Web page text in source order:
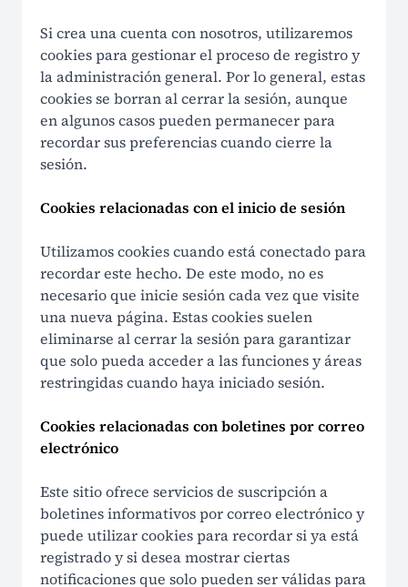
Si crea una cuenta con nosotros, utilizaremos
cookies para gestionar el proceso de registro y
la administración general. Por lo general, estas
cookies se borran al cerrar la sesión, aunque
en algunos casos pueden permanecer para
recordar sus preferencias cuando cierre la
sesión.
Cookies relacionadas con el inicio de sesión
Utilizamos cookies cuando está conectado para
recordar este hecho. De este modo, no es
necesario que inicie sesión cada vez que visite
una nueva página. Estas cookies suelen
eliminarse al cerrar la sesión para garantizar
que solo pueda acceder a las funciones y áreas
restringidas cuando haya iniciado sesión.
Cookies relacionadas con boletines por correo
electrónico
Este sitio ofrece servicios de suscripción a
boletines informativos por correo electrónico y
puede utilizar cookies para recordar si ya está
registrado y si desea mostrar ciertas
notificaciones que solo pueden ser válidas para